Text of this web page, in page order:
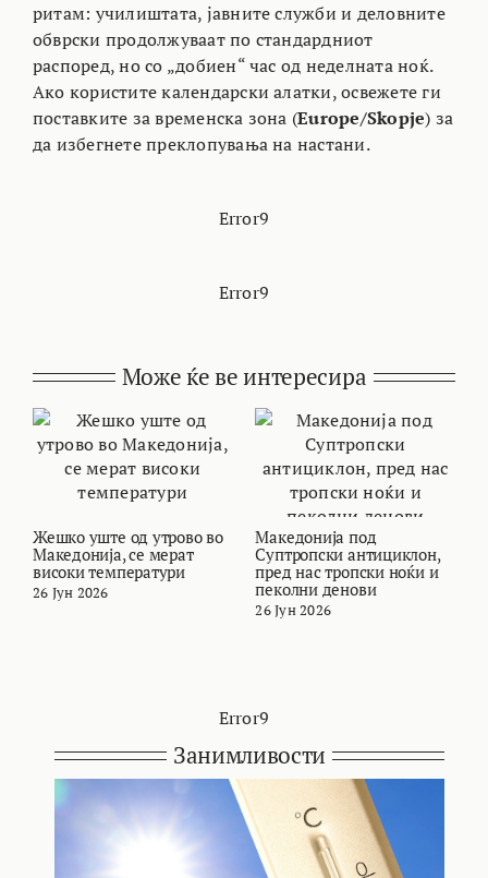
ритам: училиштата, јавните служби и деловните
обврски продолжуваат по стандардниот
распоред, но со „добиен“ час од неделната ноќ.
Ако користите календарски алатки, освежете ги
поставките за временска зона (Europe/Skopje) за
да избегнете преклопувања на настани.
Error9
Error9
Може ќе ве интересира
Жешко уште од утрово во
Македонија, се мерат
високи температури
26 Јун 2026
Македонија под
Суптропски антициклон,
пред нас тропски ноќи и
пеколни денови
26 Јун 2026
Error9
Занимливости